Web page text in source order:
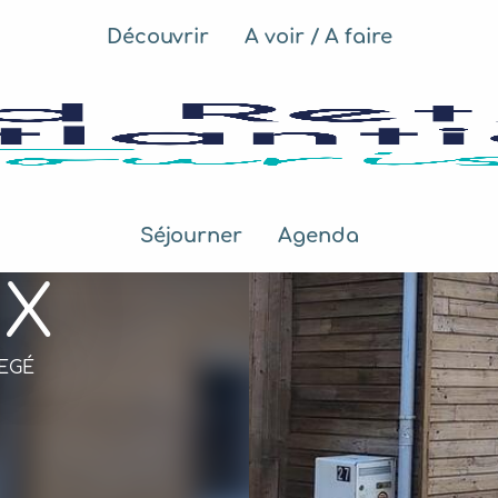
Découvrir A voir / A faire
Séjourner Agenda